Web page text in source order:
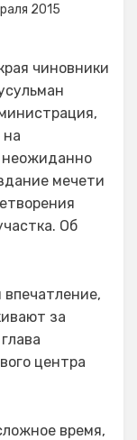
2015
чиновники
неожиданно
мечети
Об
за
центра
время,